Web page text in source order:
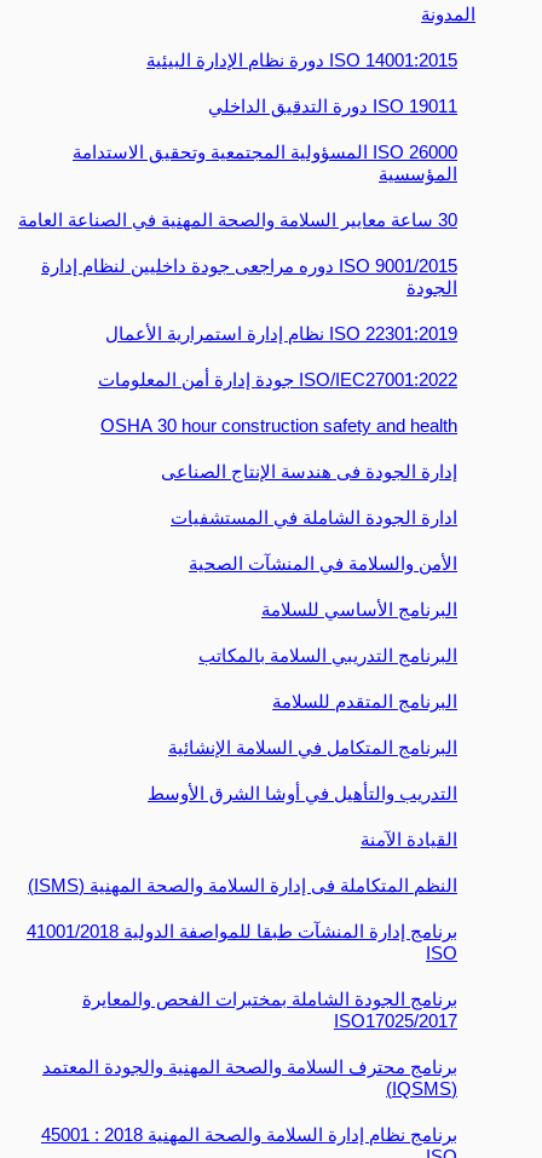
المدونة
14001:2015 ISO دورة نظام الإدارة البيئية
19011 ISO دورة التدقيق الداخلي
26000 ISO المسؤولية المجتمعية وتحقيق الاستدامة
المؤسسية
30 ساعة معايير السلامة والصحة المهنية في الصناعة العامة
9001/2015 ISO دوره مراجعى جودة داخليين لنظام إدارة
الجودة
ISO 22301:2019 نظام إدارة استمرارية الأعمال
ISO/IEC27001:2022 جودة إدارة أمن المعلومات
OSHA 30 hour construction safety and health
إدارة الجودة فى هندسة الإنتاج الصناعى
ادارة الجودة الشاملة في المستشفيات
الأمن والسلامة في المنشآت الصحية
البرنامج الأساسي للسلامة
البرنامج التدريبي السلامة بالمكاتب
البرنامج المتقدم للسلامة
البرنامج المتكامل في السلامة الإنشائية
التدريب والتأهيل في أوشا الشرق الأوسط
القيادة الآمنة
النظم المتكاملة فى إدارة السلامة والصحة المهنية (ISMS)
برنامج إدارة المنشآت طبقا للمواصفة الدولية 41001/2018
ISO
برنامج الجودة الشاملة بمختبرات الفحص والمعايرة
ISO17025/2017
برنامج محترف السلامة والصحة المهنية والجودة المعتمد
(IQSMS)
برنامج نظام إدارة السلامة والصحة المهنية 2018 : 45001